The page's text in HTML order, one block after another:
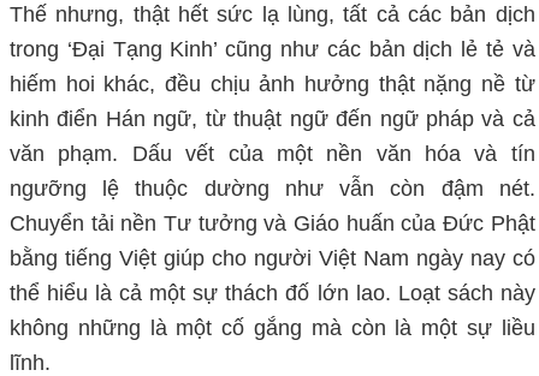
Thế nhưng, thật hết sức lạ lùng, tất cả các bản dịch
trong ‘Đại Tạng Kinh’ cũng như các bản dịch lẻ tẻ và
hiếm hoi khác, đều chịu ảnh hưởng thật nặng nề từ
kinh điển Hán ngữ, từ thuật ngữ đến ngữ pháp và cả
văn phạm. Dấu vết của một nền văn hóa và tín
ngưỡng lệ thuộc dường như vẫn còn đậm nét.
Chuyển tải nền Tư tưởng và Giáo huấn của Đức Phật
bằng tiếng Việt giúp cho người Việt Nam ngày nay có
thể hiểu là cả một sự thách đố lớn lao. Loạt sách này
không những là một cố gắng mà còn là một sự liều
lĩnh.